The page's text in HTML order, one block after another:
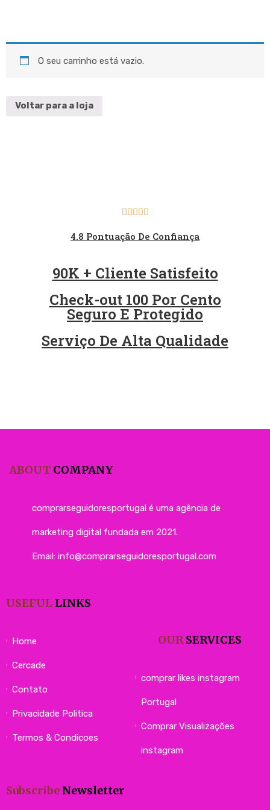
O seu carrinho está vazio.
Voltar para a loja

4.8 Pontuação De Confiança
90K + Cliente Satisfeito
Check-out 100 Por Cento
Seguro E Protegido
Serviço De Alta Qualidade
ABOUT COMPANY
comprarseguidoresportugal é uma agência de
marketing digital fundada em 2021.
Email: info@comprarseguidoresportugal.com
USEFUL LINKS
Home
Cercade
Contato
Privacidade Politica
Termos & Condicoes
OUR SERVICES
comprar likes instagram
Portugal
Comprar Visualizações
instagram
Subscribe Newsletter